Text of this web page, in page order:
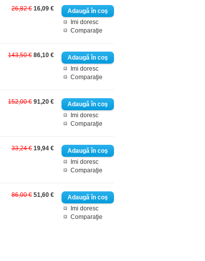
Imi doresc
Comparaţie
26,82 € 16,09 €
Imi doresc
Comparaţie
143,50 € 86,10 €
Imi doresc
Comparaţie
152,00 € 91,20 €
Imi doresc
Comparaţie
33,24 € 19,94 €
Imi doresc
Comparaţie
86,00 € 51,60 €